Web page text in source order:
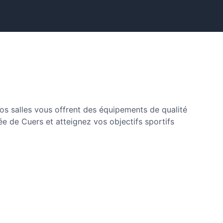
salles vous offrent des équipements de qualité
de Cuers et atteignez vos objectifs sportifs